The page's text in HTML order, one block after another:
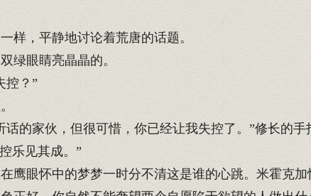
样，平静地讨论着荒唐的话题。
绿眼睛亮晶晶的。
控？”
的家伙，但很可惜，你已经让我失控了。”修长的
乐见其成。”
鹰眼怀中的梦梦一时分不清这是谁的心跳。米霍克加